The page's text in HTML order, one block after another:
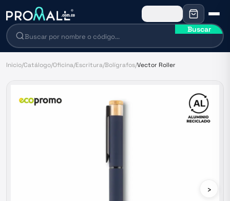
Buscar
Inicio/Catálogo/Oficina/Escritura/Bolígrafos/Vector Roller
›